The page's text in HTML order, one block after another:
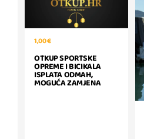
1,00 €
OTKUP SPORTSKE
OPREME I BICIKALA
ISPLATA ODMAH,
MOGUĆA ZAMJENA